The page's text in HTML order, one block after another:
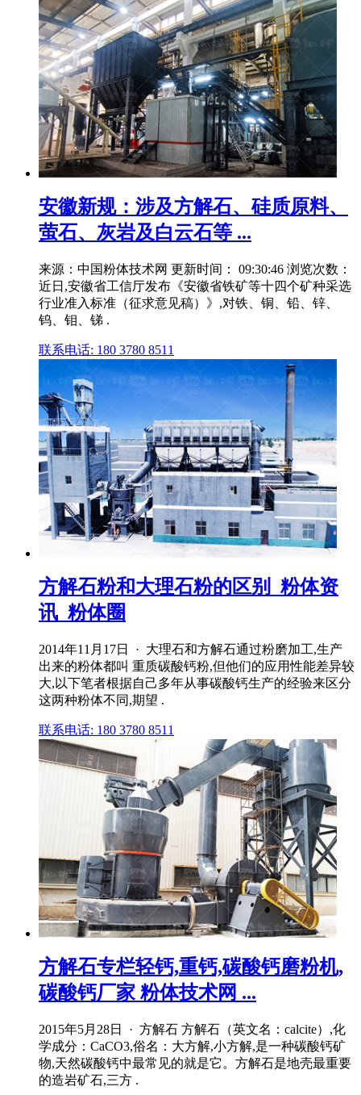
安徽新规：涉及方解石、硅质原料、
萤石、灰岩及白云石等 ...
来源：中国粉体技术网 更新时间： 09:30:46 浏览次数：
近日,安徽省工信厅发布《安徽省铁矿等十四个矿种采选
行业准入标准（征求意见稿）》,对铁、铜、铅、锌、
钨、钼、锑 .
联系电话: 180 3780 8511
方解石粉和大理石粉的区别_粉体资
讯_粉体圈
2014年11月17日 · 大理石和方解石通过粉磨加工,生产
出来的粉体都叫 重质碳酸钙粉,但他们的应用性能差异较
大,以下笔者根据自己多年从事碳酸钙生产的经验来区分
这两种粉体不同,期望 .
联系电话: 180 3780 8511
方解石专栏轻钙,重钙,碳酸钙磨粉机,
碳酸钙厂家 粉体技术网 ...
2015年5月28日 · 方解石 方解石（英文名：calcite）,化
学成分：CaCO3,俗名：大方解,小方解,是一种碳酸钙矿
物,天然碳酸钙中最常见的就是它。方解石是地壳最重要
的造岩矿石,三方 .